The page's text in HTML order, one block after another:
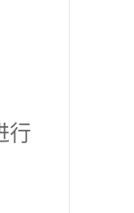
行